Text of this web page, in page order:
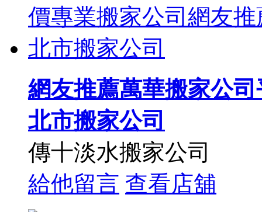
網友推薦萬華搬家公
北市搬家公司
傳十淡水搬家公司
給他留言 查看店舖